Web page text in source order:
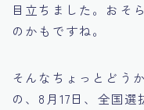
目立ちました。おそ
のかもですね。
そんなちょっとどう
の、8月17日、全国